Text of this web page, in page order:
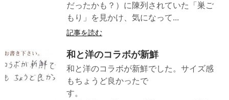
だったかも？）に陳列されていた「巣ご
もり」を見かけ、気になって...
記事を読む
和と洋のコラボが新鮮
和と洋のコラボが新鮮でした。サイズ感
もちょうど良かったで
す。